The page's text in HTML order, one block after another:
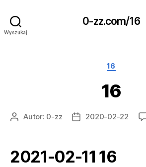
Wyszukaj
0-zz.com/16
Kategorie
16
16
AutorAutor: 0-zz
Data2020-02-22
2021-02-11 16